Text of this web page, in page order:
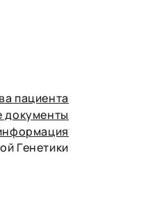
пациента
документы
Генетики